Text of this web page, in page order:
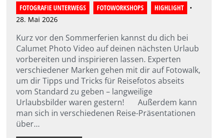
FOTOGRAFIE UNTERWEGS FOTOWORKSHOPS
HIGHLIGHT
28. Mai 2026
Kurz vor den Sommerferien kannst du dich bei
Calumet Photo Video auf deinen nächsten Urlaub
vorbereiten und inspirieren lassen. Experten
verschiedener Marken gehen mit dir auf Fotowalk,
um dir Tipps und Tricks für Reisefotos abseits
vom Standard zu geben – langweilige
Urlaubsbilder waren gestern! Außerdem kann
man sich in verschiedenen Reise-Präsentationen
über…